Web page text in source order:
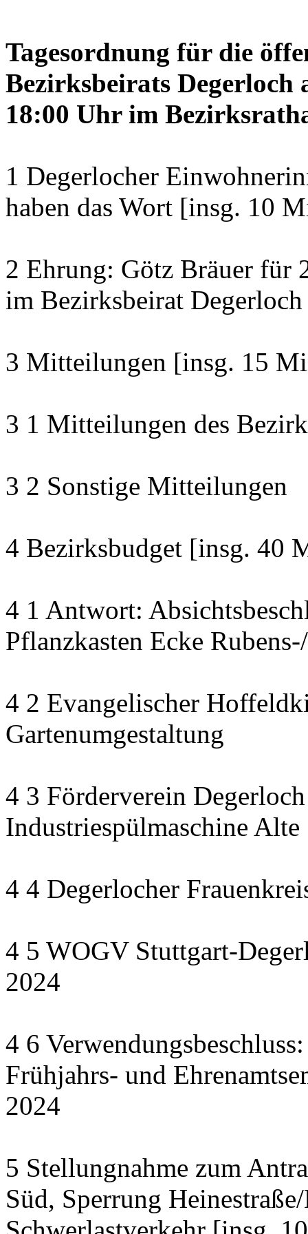
Tagesordnung für die
Bezirksbeirats Degerloch
18:00 Uhr im
1 Degerlocher
haben das Wort [insg. 10
2 Ehrung: Götz Bräuer für
im Bezirksbeirat
3 Mitteilungen [insg. 15
3 1 Mitteilungen des
3 2 Sonstige Mitteilungen
4 Bezirksbudget [insg. 40
4 1 Antwort:
Pflanzkasten Ecke
4 2 Evangelischer
Gartenumgestaltung
4 3 Förderverein
Industriespülmaschine Alte
4 4 Degerlocher
4 5 WOGV Stuttgart-
2024
4 6
Frühjahrs- und
2024
5 Stellungnahme zum
Süd, Sperrung